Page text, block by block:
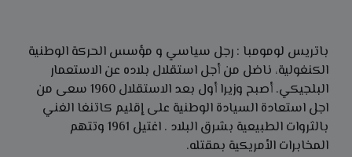
باتريس لومومبا : رجل سياسي و مؤسس الحركة الوطنية
الكنغولية، ناضل من أجل استقلال بلاده عن الاستعمار
البلجيكي. أصبح وزيرا أول بعد الاستقلال 1960 سعى من
اجل استعادة السيادة الوطنية على إقليم كاتنغا الغني
بالثروات الطبيعية بشرق البلاد . اغتيل 1961 وتتهم
المخابرات الأمريكية بمقتله.